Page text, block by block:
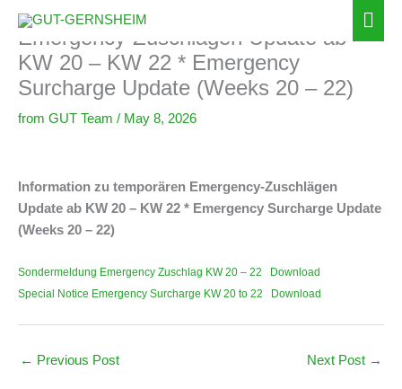
Inhalt
springen
Information zu temporären
Emergency-Zuschlägen Update ab
KW 20 – KW 22 * Emergency
Surcharge Update (Weeks 20 – 22)
from GUT Team / May 8, 2026
Information zu temporären Emergency-Zuschlägen
Update ab KW 20 – KW 22 * Emergency Surcharge Update
(Weeks 20 – 22)
Sondermeldung Emergency Zuschlag KW 20 – 22
Download
Special Notice Emergency Surcharge KW 20 to 22
Download
← Previous Post Next Post →